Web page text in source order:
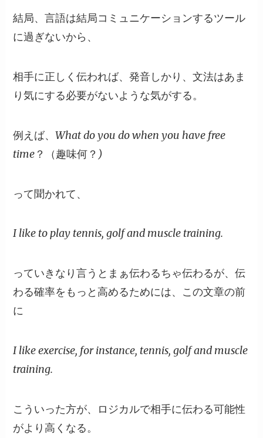
結局、言語は結局コミュニケーションするツール
に過ぎないから、
相手に正しく伝われば、発音しかり、文法はあま
り気にする必要がないような気がする。
例えば、What do you do when you have free
time？（趣味何？)
って聞かれて、
I like to play tennis, golf and muscle training.
っていきなり言うとまぁ伝わるちゃ伝わるが、伝
わる確率をもっと高めるためには、この文章の前
に
I like exercise, for instance, tennis, golf and muscle
training.
こういった方が、ロジカルで相手に伝わる可能性
がより高くなる。